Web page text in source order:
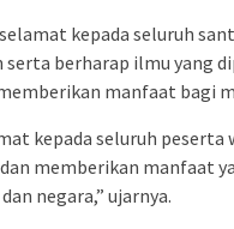
kepada seluruh
serta berharap ilmu yang
manfaat bagi
kepada seluruh peserta
memberikan manfaat
negara,” ujarnya.